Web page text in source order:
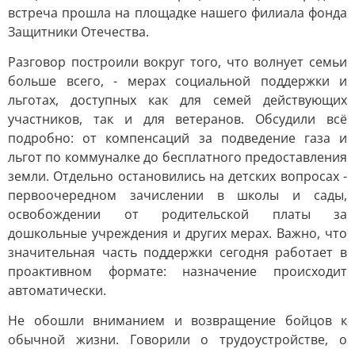
встреча прошла на площадке нашего филиала фонда
Защитники Отечества.
Разговор построили вокруг того, что волнует семьи
больше всего, - мерах социальной поддержки и
льготах, доступных как для семей действующих
участников, так и для ветеранов. Обсудили всё
подробно: от компенсаций за подведение газа и
льгот по коммуналке до бесплатного предоставления
земли. Отдельно остановились на детских вопросах -
первоочередном зачислении в школы и сады,
освобождении от родительской платы за
дошкольные учреждения и других мерах. Важно, что
значительная часть поддержки сегодня работает в
проактивном формате: назначение происходит
автоматически.
Не обошли вниманием и возвращение бойцов к
обычной жизни. Говорили о трудоустройстве, о